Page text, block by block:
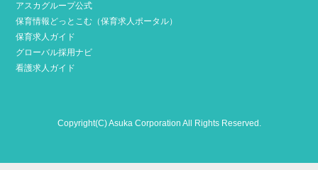
アスカグループ公式
保育情報どっとこむ（保育求人ポータル）
保育求人ガイド
グローバル採用ナビ
看護求人ガイド
Copyright(C) Asuka Corporation All Rights Reserved.